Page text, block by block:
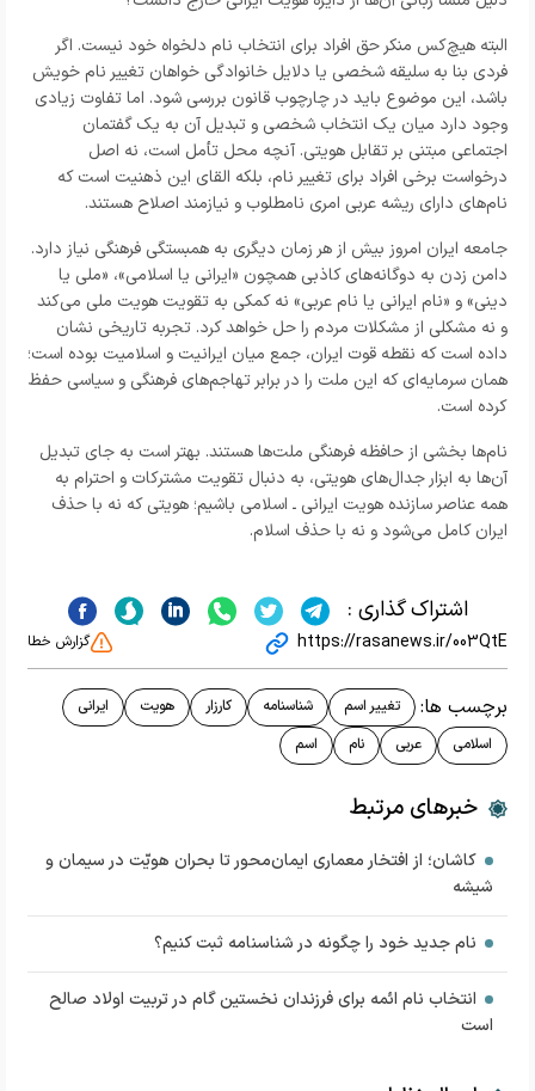
البته هیچ‌کس منکر حق افراد برای انتخاب نام دلخواه خود نیست. اگر
فردی بنا به سلیقه شخصی یا دلایل خانوادگی خواهان تغییر نام خویش
باشد، این موضوع باید در چارچوب قانون بررسی شود. اما تفاوت زیادی
وجود دارد میان یک انتخاب شخصی و تبدیل آن به یک گفتمان
اجتماعی مبتنی بر تقابل هویتی. آنچه محل تأمل است، نه اصل
درخواست برخی افراد برای تغییر نام، بلکه القای این ذهنیت است که
نام‌های دارای ریشه عربی امری نامطلوب و نیازمند اصلاح هستند.
جامعه ایران امروز بیش از هر زمان دیگری به همبستگی فرهنگی نیاز دارد.
دامن زدن به دوگانه‌های کاذبی همچون «ایرانی یا اسلامی»، «ملی یا
دینی» و «نام ایرانی یا نام عربی» نه کمکی به تقویت هویت ملی می‌کند
و نه مشکلی از مشکلات مردم را حل خواهد کرد. تجربه تاریخی نشان
داده است که نقطه قوت ایران، جمع میان ایرانیت و اسلامیت بوده است؛
همان سرمایه‌ای که این ملت را در برابر تهاجم‌های فرهنگی و سیاسی حفظ
کرده است.
نام‌ها بخشی از حافظه فرهنگی ملت‌ها هستند. بهتر است به جای تبدیل
آن‌ها به ابزار جدال‌های هویتی، به دنبال تقویت مشترکات و احترام به
همه عناصر سازنده هویت ایرانی ـ اسلامی باشیم؛ هویتی که نه با حذف
ایران کامل می‌شود و نه با حذف اسلام.
اشتراک گذاری :
https://rasanews.ir/003QtE گزارش خطا
برچسب ها: تغییر اسم شناسنامه کارزار هویت
ایرانی
اسلامی
عربی نام‌ اسم
خبرهای مرتبط
کاشان؛ از افتخار معماری ایمان‌محور تا بحران هویّت در سیمان و
شیشه
نام جدید خود را چگونه در شناسنامه ثبت کنیم؟
انتخاب نام ائمه برای فرزندان نخستین گام در تربیت اولاد صالح
است